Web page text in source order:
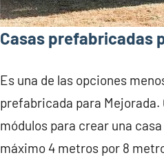
Casas prefabricadas
Es una de las opciones
prefabricada para
módulos para crear una
máximo 4 metros por 8